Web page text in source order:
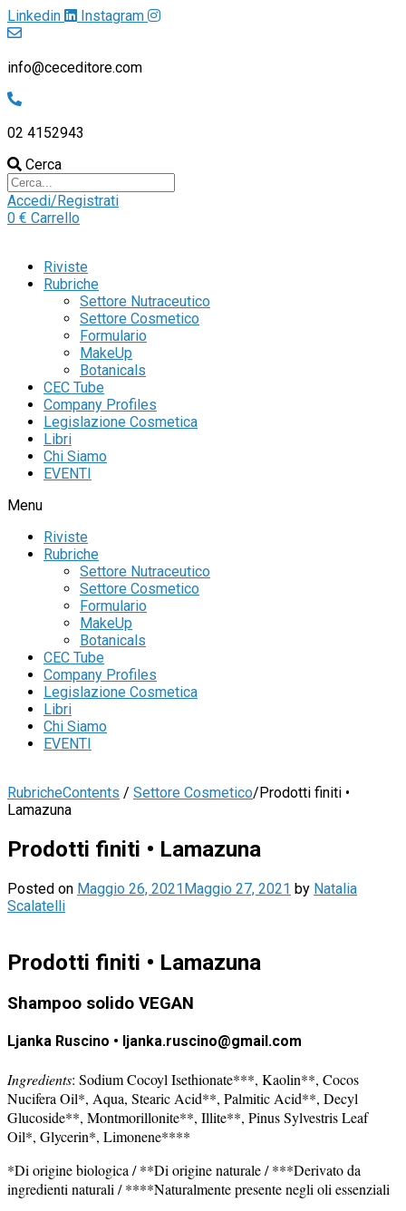
Linkedin Instagram
info@ceceditore.com
02 4152943
Cerca
Accedi/Registrati
0 € Carrello
Riviste
Rubriche
Settore Nutraceutico
Settore Cosmetico
Formulario
MakeUp
Botanicals
CEC Tube
Company Profiles
Legislazione Cosmetica
Libri
Chi Siamo
EVENTI
Menu
Riviste
Rubriche
Settore Nutraceutico
Settore Cosmetico
Formulario
MakeUp
Botanicals
CEC Tube
Company Profiles
Legislazione Cosmetica
Libri
Chi Siamo
EVENTI
RubricheContents / Settore Cosmetico/ Prodotti finiti •
Lamazuna
Prodotti finiti • Lamazuna
Posted on Maggio 26, 2021 Maggio 27, 2021 by Natalia
Scalatelli
Prodotti finiti • Lamazuna
Shampoo solido VEGAN
Ljanka Ruscino • ljanka.ruscino@gmail.com
Ingredients: Sodium Cocoyl Isethionate***, Kaolin**, Cocos
Nucifera Oil*, Aqua, Stearic Acid**, Palmitic Acid**, Decyl
Glucoside**, Montmorillonite**, Illite**, Pinus Sylvestris Leaf
Oil*, Glycerin*, Limonene****
*Di origine biologica / **Di origine naturale / ***Derivato da
ingredienti naturali / ****Naturalmente presente negli oli essenziali